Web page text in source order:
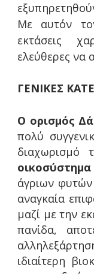
Με αυτόν
εκτάσεις
ελεύθερες να
ΓΕΝΙΚΕΣ
Ο ορισμός
πολύ
διαχωρισμό
οικοσύστημα
άγριων
αναγκαία
μαζί με την
πανίδα,
ιδιαίτερη